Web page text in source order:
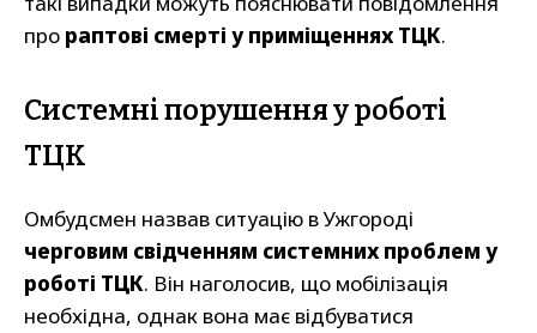
про раптові смерті у приміщеннях ТЦК.
Системні порушення у роботі
ТЦК
Омбудсмен назвав ситуацію в Ужгороді
черговим свідченням системних проблем у
роботі ТЦК. Він наголосив, що мобілізація
необхідна, однак вона має відбуватися